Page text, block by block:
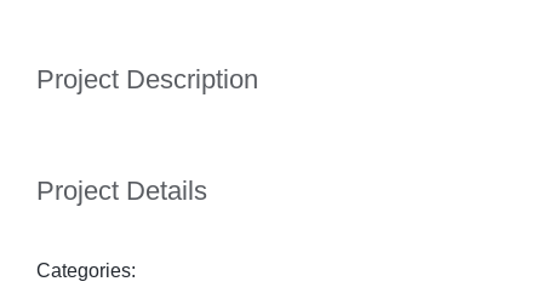
Project Description
Project Details
Categories: